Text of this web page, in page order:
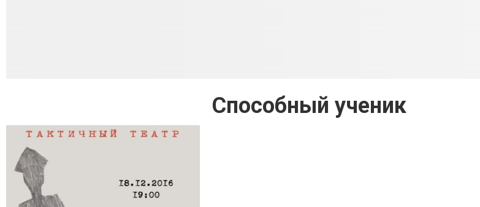
Способный ученик